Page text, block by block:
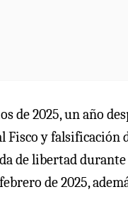
2025, un año
y falsificación
de libertad
de 2025,